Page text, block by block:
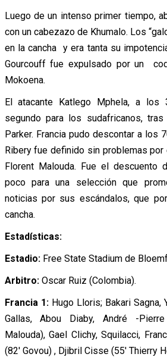
Luego de un intenso primer tiempo,
con un cabezazo de Khumalo. Los
en la cancha y era tanta su
Gourcouff fue expulsado por un
Mokoena.
El atacante Katlego Mphela, a los
segundo para los sudafricanos,
Parker. Francia pudo descontar a los
Ribery fue definido sin problemas por
Florent Malouda. Fue el descuento
poco para una selección que
noticias por sus escándalos, que
cancha.
Estadísticas:
Estadio: Free State Stadium de
Arbitro:Oscar Ruiz (Colombia).
Francia 1:Hugo Lloris; Bakari Sagna,
Gallas, Abou Diaby, André -
Malouda), Gael Clichy, Squilacci,
(82′ Govou) , Djibril Cisse (55′ Thierry